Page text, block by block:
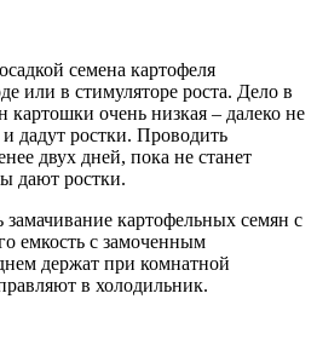
семена картофеля
или в стимуляторе роста. Дело в
картошки очень низкая – далеко не
дадут ростки. Проводить
двух дней, пока не станет
дают ростки.
картофельных семян с
емкость с замоченным
держат при комнатной
в холодильник.